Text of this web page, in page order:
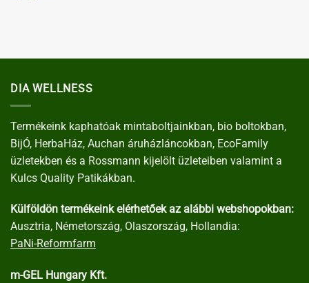
DIA WELLNESS
Termékeink kaphatóak mintaboltjainkban, bio boltokban,
BijÓ, HerbaHáz, Auchan áruházláncokban, EcoFamily
üzletekben és a Rossmann kijelölt üzleteiben valamint a
Kulcs Quality Patikákban.
Külföldön termékeink elérhetőek az alábbi webshopokban:
Ausztria, Németország, Olaszország, Hollandia:
PaNi-Reformfarm
m-GEL Hungary Kft.